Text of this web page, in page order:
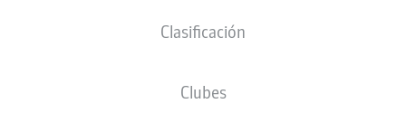
Clasificación
Clubes
ALINEACIONES ESTADÍSTICAS